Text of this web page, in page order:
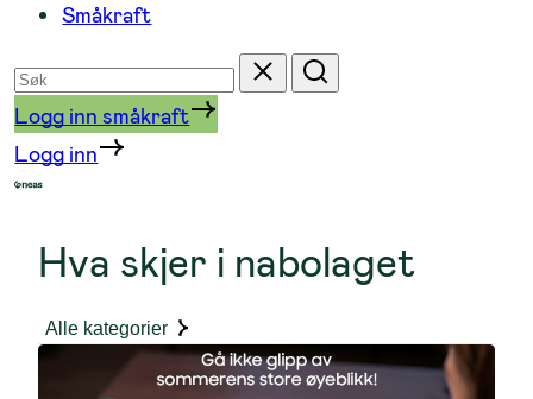
Småkraft
Søk
etter
Tilbakestill
Søk
Logg inn småkraft
Logg inn
Hva skjer i nabolaget
Alle kategorier